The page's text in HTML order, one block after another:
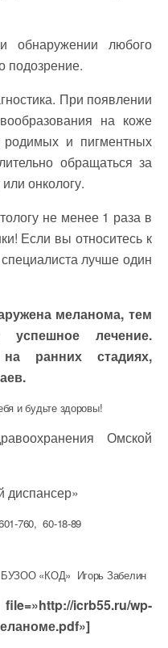
обнаружении любого
подозрение.
При появлении
на коже
и пигментных
обращаться за
онкологу.
не менее 1 раза в
Если вы относитесь к
лучше один
меланома, тем
лечение.
ранних стадиях,
и будьте здоровы!
Омской
диспансер»
760, 60-18-89
БУЗОО «КОД» Игорь Забелин
icrb55.ru/wp-